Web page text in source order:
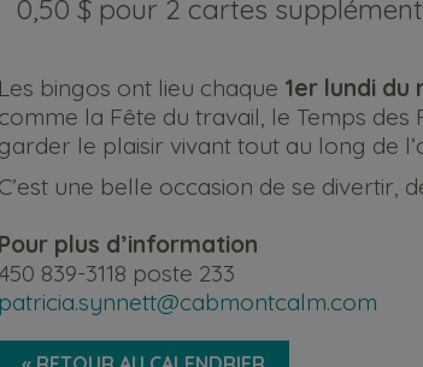
0,50 $ pour 2 cartes
Les bingos ont lieu chaque 1er lundi du
comme la Fête du travail, le Temps des
garder le plaisir vivant tout au long de
C’est une belle occasion de se divertir,
Pour plus d’information
839-3118 poste 233
patricia.synnett@cabmontcalm.com